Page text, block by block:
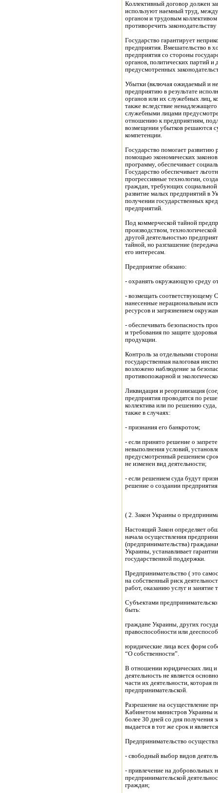
Коллективный договор должен
используют наемный труд,
органом и трудовым
противоречить
Государство гарантирует
предприятия. Вмешательство в
предприятия со стороны
органов, политических партий и
предусмотренных
Убытки (включая ожидаемый и
предприятию в результате
органов или их служебных лиц,
также вследствие
служебными лицами
отношению к предприятиям,
возмещении убытков решаются
компетенции.
Государство помогает развитию
помощью экономических
программу, обеспечивает
Государство обеспечивает
прогрессивные технологии,
граждан, требующих
развитие малых предприятий в
получении государственных
предприятий.
Под коммерческой тайной
производством,
другой деятельностью
тайной, но разглашение
его интересам.
Предприятие обязано:
- охранять окружающую среду
- возмещать соответствующему
нанесенные нерациональным
ресурсов и загрязнением
- обеспечивать безопасность
и требования по защите
продукции.
Контроль за отдельными
государственная налоговая
возложено наблюдение за
противопожарной и
Ликвидация и реорганизация
предприятия проводятся по
коллектива или по решению
также в случаях:
- признания его банкротом;
- если принято решение о
невыполнения условий,
предусмотренный решением
не изменен вид деятельности;
- если решением суда будут
решение о создании
( 2. Закон Украины о
Настоящий Закон определяет
начала осуществления
(предпринимательства)
Украины, устанавливает
государственной поддержки.
Предпринимательство ( это
на собственный риск
работ, оказанию услуг и
Субъектами
быть:
граждане Украины, других
правоспособности или
юридические лица всех форм
“О собственности”.
В отношении юридических лиц и
деятельность не является
части их деятельности, которая
предпринимательской.
Разрешение на осуществление
Кабинетом министров Украины
более 30 дней со дня получения
выдается в тот же срок и
Предпринимательство
- свободный выбор видов
- привлечение на добровольных
предпринимательской
граждан;